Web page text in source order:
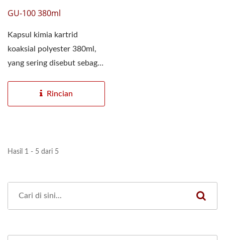
GU-100 380ml
Kapsul kimia kartrid
koaksial polyester 380ml,
yang sering disebut sebagai
Rincian
Hasil 1 - 5 dari 5